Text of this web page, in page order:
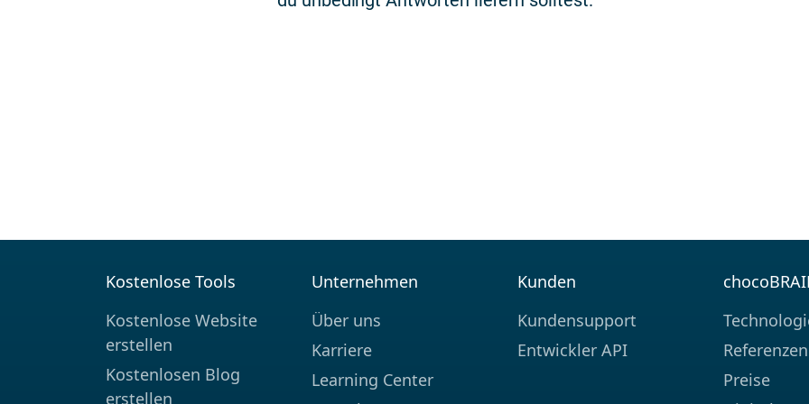
Kostenlose Tools
Kostenlose Website
erstellen
Kostenlosen Blog
erstellen
Unternehmen
Über uns
Karriere
Learning Center
Kunden
Kundensupport
Entwickler API
Referenzen
Preise